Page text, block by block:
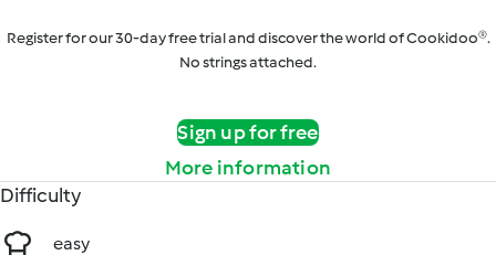
Register for our 30-day free trial and discover the world of Cookidoo®.
No strings attached.
Sign up for free
More information
Difficulty
easy